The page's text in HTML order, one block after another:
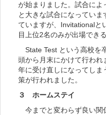
が始まりました。試合によ
と大きな試合になってい
ていますが、Invitationalと
目上位2名のみが出場でき
State Test という高校を
頭から月末にかけて行われ
年に受け直しになってし
策が行われました。
３ ホームステイ
今までと変わらず良い関